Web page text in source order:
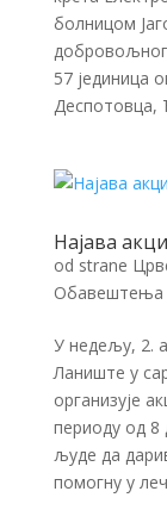
болницом
добровољног
57 јединица
Деспотовца,
Најава
od strane
Обавештења
У недељу, 2.
Ланиште у
организује
периоду од 8
људе да
помогну у